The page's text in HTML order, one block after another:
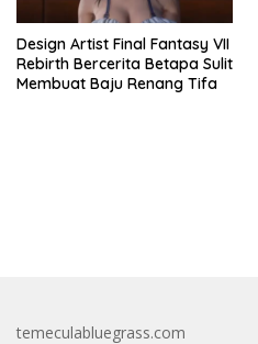
Design Artist Final Fantasy VII
Rebirth Bercerita Betapa Sulit
Membuat Baju Renang Tifa
temeculabluegrass.com